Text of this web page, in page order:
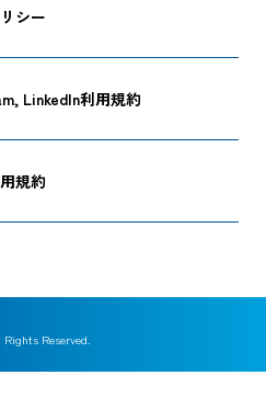
シー
LinkedIn利用規約
規約
Reserved.